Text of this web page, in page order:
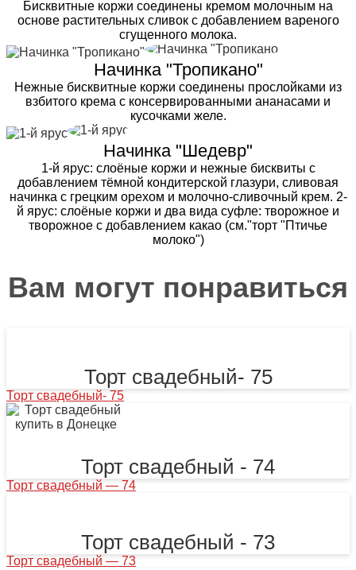
Бисквитные коржи соединены кремом молочным на
основе растительных сливок с добавлением вареного
сгущенного молока.
Начинка "Тропикано"
Нежные бисквитные коржи соединены прослойками из
взбитого крема с консервированными ананасами и
кусочками желе.
Начинка "Шедевр"
1-й ярус: слоёные коржи и нежные бисквиты с
добавлением тёмной кондитерской глазури, сливовая
начинка с грецким орехом и молочно-сливочный крем. 2-
й ярус: слоёные коржи и два вида суфле: творожное и
творожное с добавлением какао (см."торт "Птичье
молоко")
Вам могут понравиться
Торт свадебный- 75
Торт свадебный- 75
Торт свадебный - 74
Торт свадебный — 74
Торт свадебный - 73
Торт свадебный — 73